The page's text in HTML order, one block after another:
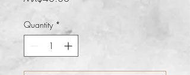
Quantity *